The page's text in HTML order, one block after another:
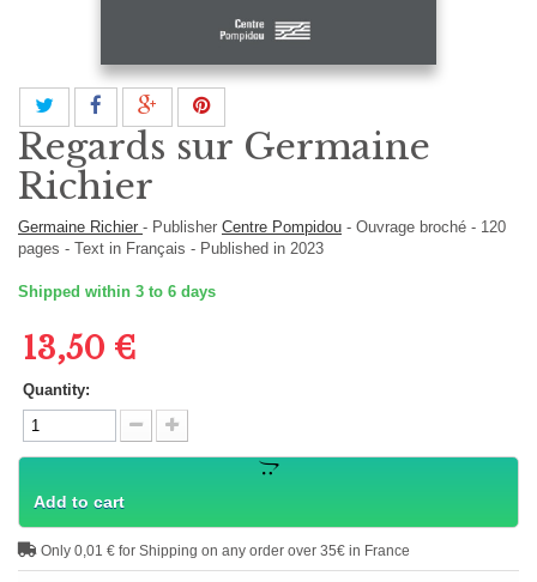
Regards sur Germaine
Richier
Germaine Richier - Publisher Centre Pompidou - Ouvrage broché - 120
pages - Text in Français - Published in 2023
Shipped within 3 to 6 days
13,50 €
Quantity:
Add to cart
Only 0,01 € for Shipping on any order over 35€ in France